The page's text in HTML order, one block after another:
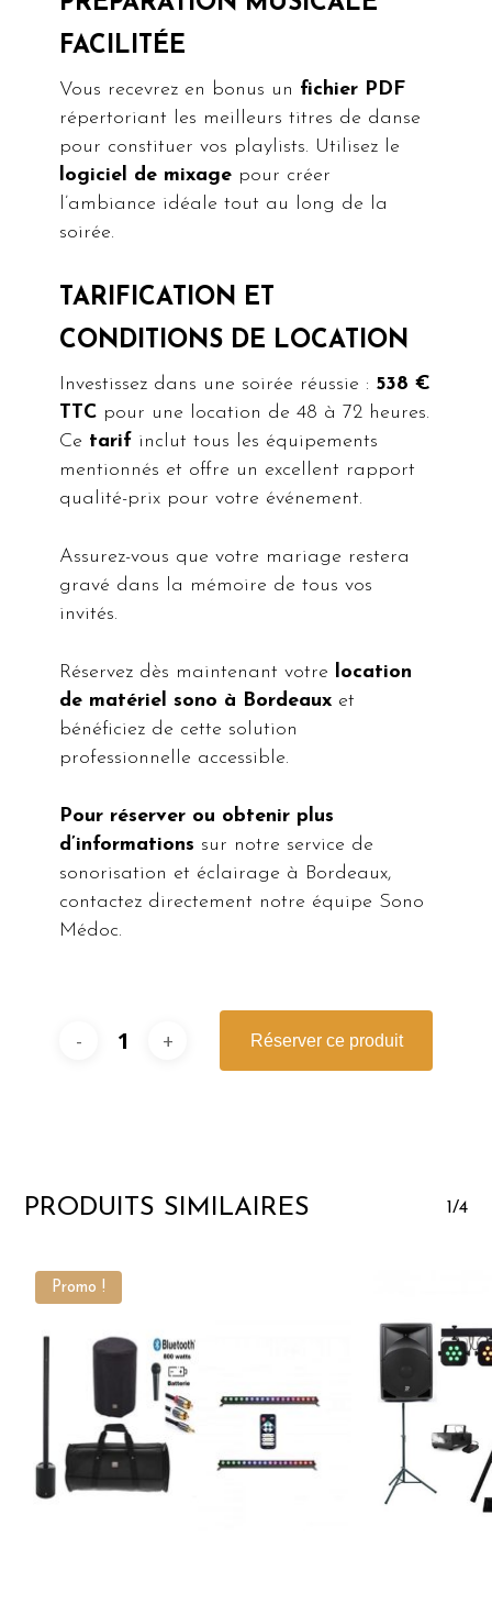
FACILITÉE
Vous recevrez en bonus un fichier PDF
répertoriant les meilleurs titres de danse
pour constituer vos playlists. Utilisez le
logiciel de mixage pour créer
l’ambiance idéale tout au long de la
soirée.
TARIFICATION ET
CONDITIONS DE LOCATION
Investissez dans une soirée réussie : 538 €
TTC pour une location de 48 à 72 heures.
Ce tarif inclut tous les équipements
mentionnés et offre un excellent rapport
qualité-prix pour votre événement.
Assurez-vous que votre mariage restera
gravé dans la mémoire de tous vos
invités.
Réservez dès maintenant votre location
de matériel sono à Bordeaux et
bénéficiez de cette solution
professionnelle accessible.
Pour réserver ou obtenir plus
d’informations sur notre service de
sonorisation et éclairage à Bordeaux,
contactez directement notre équipe Sono
Médoc.
Réserver ce produit
PRODUITS SIMILAIRES 1/4
Promo !